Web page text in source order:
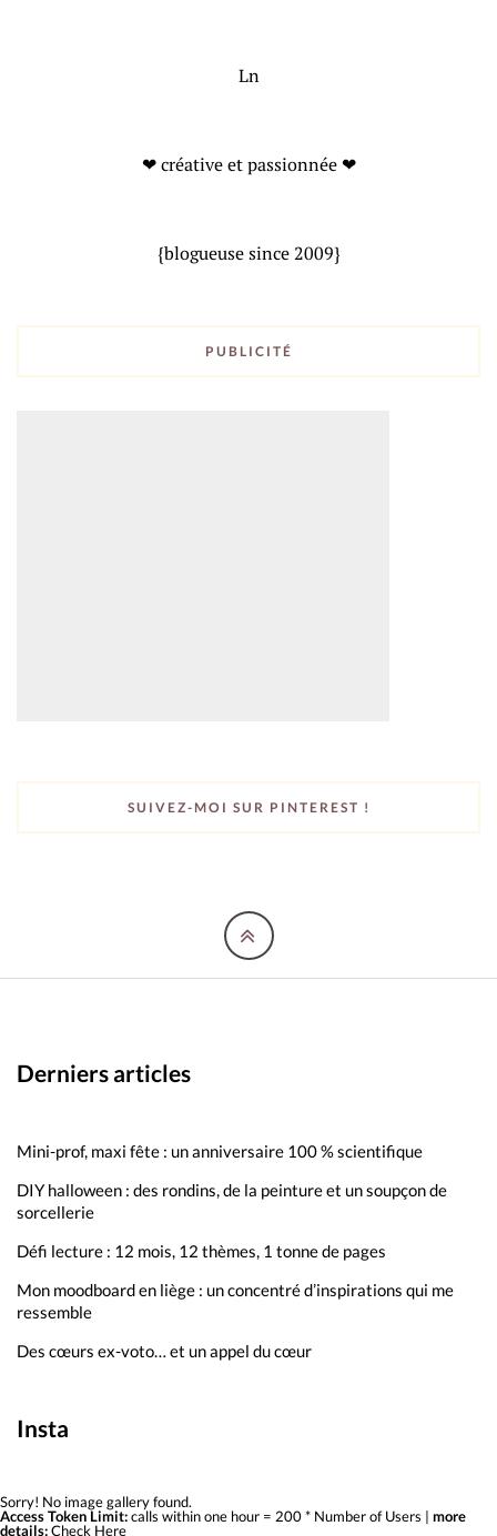
Ln
❤ créative et passionnée ❤
{blogueuse since 2009}
PUBLICITÉ
SUIVEZ-MOI SUR PINTEREST !
Derniers articles
Mini-prof, maxi fête : un anniversaire 100 % scientifique
DIY halloween : des rondins, de la peinture et un soupçon de
sorcellerie
Défi lecture : 12 mois, 12 thèmes, 1 tonne de pages
Mon moodboard en liège : un concentré d’inspirations qui me
ressemble
Des cœurs ex-voto… et un appel du cœur
Insta
Sorry! No image gallery found.
Access Token Limit:calls within one hour = 200 * Number of Users | more
details:Check Here